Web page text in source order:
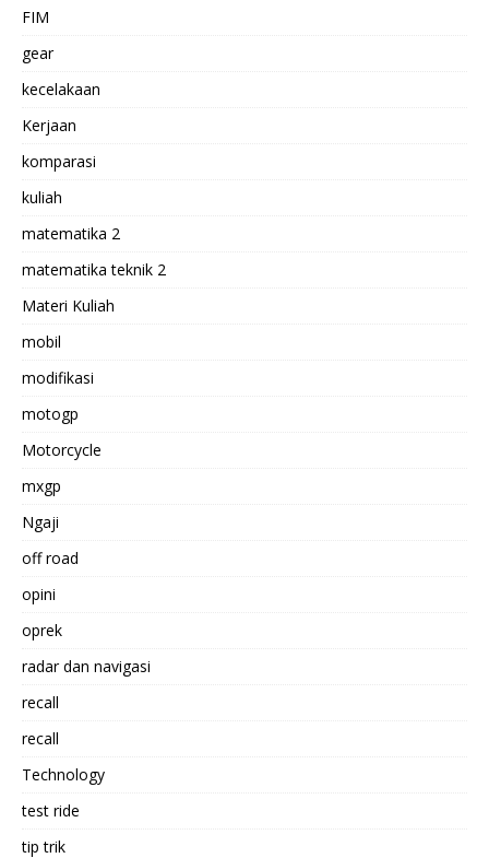
FIM
gear
kecelakaan
Kerjaan
komparasi
kuliah
matematika 2
matematika teknik 2
Materi Kuliah
mobil
modifikasi
motogp
Motorcycle
mxgp
Ngaji
off road
opini
oprek
radar dan navigasi
recall
recall
Technology
test ride
tip trik